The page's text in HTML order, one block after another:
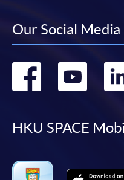
請在投寄前確保信
貼上足夠郵資，以
資不足的郵件會由
對郵遞失誤而遺失
考生之應考日期及
一經編定，不得更
考生只可遞交一份
或截止日後才申請均
考生有責任在考前
付款方法
1. 現金或「易辦事」（
申請人可親臨學院任何
辦事」繳付學費。
2. 支票或銀行本票
如以劃線支票或銀行本
人姓名。 閣下可：
Our Social Media
Go
Go
HKU SPACE